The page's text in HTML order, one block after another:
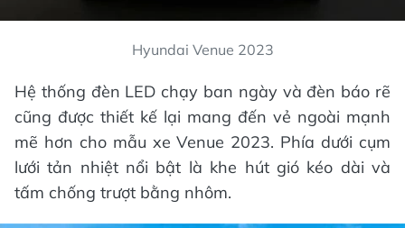
Hyundai Venue 2023
Hệ thống đèn LED chạy ban ngày và đèn báo rẽ
cũng được thiết kế lại mang đến vẻ ngoài mạnh
mẽ hơn cho mẫu xe Venue 2023. Phía dưới cụm
lưới tản nhiệt nổi bật là khe hút gió kéo dài và
tấm chống trượt bằng nhôm.